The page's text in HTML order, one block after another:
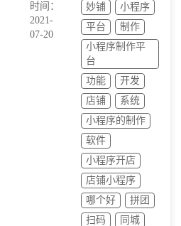
时间：
2021-
07-20
妙铺
小程序
平台
制作
小程序制作平
台
功能
开发
店铺
系统
小程序的制作
软件
小程序开店
店铺小程序
哪个好
拼团
扫码
同城